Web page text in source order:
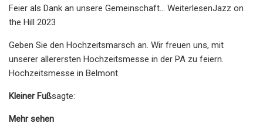
Feier als Dank an unsere Gemeinschaft… WeiterlesenJazz on
the Hill 2023
Geben Sie den Hochzeitsmarsch an. Wir freuen uns, mit
unserer allerersten Hochzeitsmesse in der PA zu feiern.
Hochzeitsmesse in Belmont
Kleiner Fußsagte:
Mehr sehen